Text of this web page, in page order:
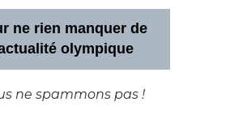
ne rien manquer de
olympique
ne spammons pas !